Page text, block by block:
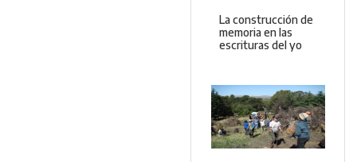
La construcción de
memoria en las
escrituras del yo